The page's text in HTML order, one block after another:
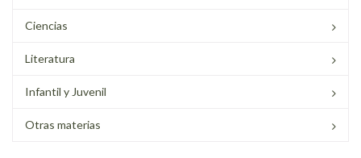
Ciencias
Literatura
Infantil y Juvenil
Otras materias